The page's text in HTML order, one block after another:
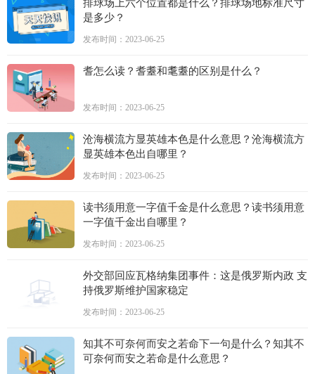
排球场上六个位置都是什么？排球场地标准尺寸
是多少？
发布时间：2023-06-25
耆怎么读？耆耋和耄耋的区别是什么？
发布时间：2023-06-25
沧海横流方显英雄本色是什么意思？沧海横流方
显英雄本色出自哪里？
发布时间：2023-06-25
读书须用意一字值千金是什么意思？读书须用意
一字值千金出自哪里？
发布时间：2023-06-25
外交部回应瓦格纳集团事件：这是俄罗斯内政 支
持俄罗斯维护国家稳定
发布时间：2023-06-25
知其不可奈何而安之若命下一句是什么？知其不
可奈何而安之若命是什么意思？